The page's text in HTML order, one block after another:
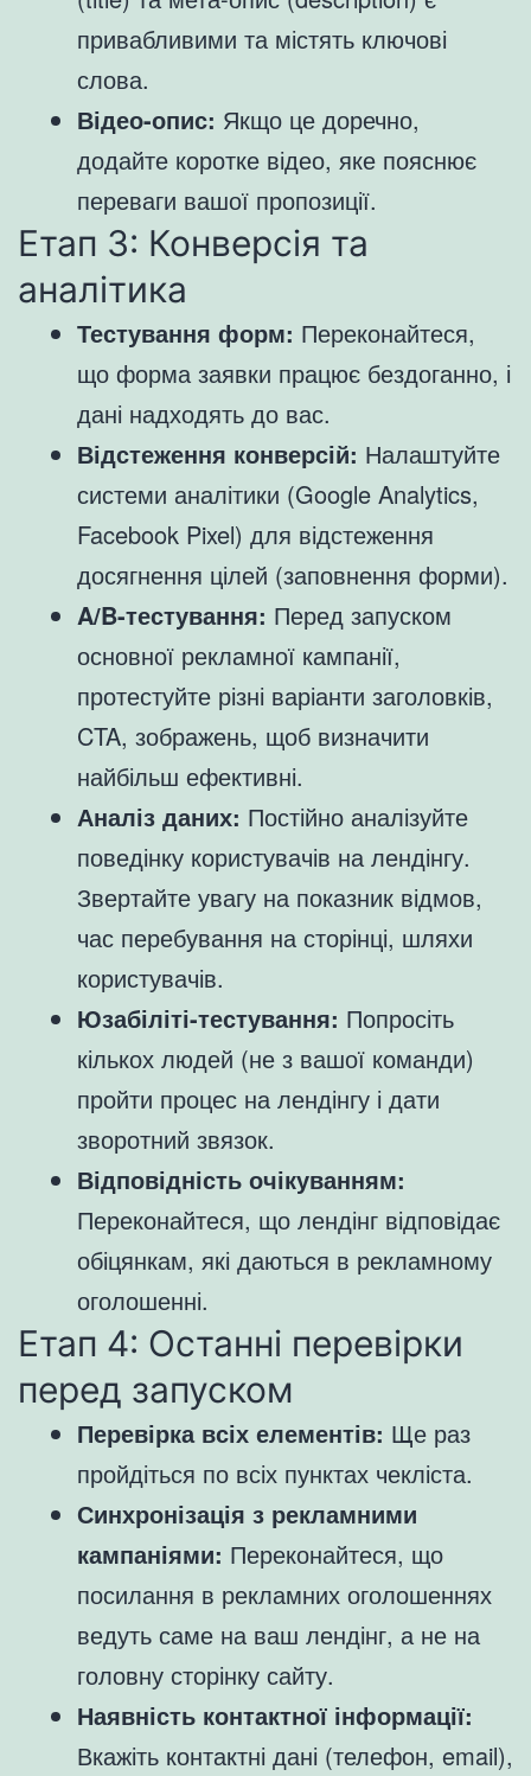
привабливими та містять ключові
слова.
Відео-опис: Якщо це доречно,
додайте коротке відео, яке пояснює
переваги вашої пропозиції.
Етап 3: Конверсія та
аналітика
Тестування форм: Переконайтеся,
що форма заявки працює бездоганно, і
дані надходять до вас.
Відстеження конверсій: Налаштуйте
системи аналітики (Google Analytics,
Facebook Pixel) для відстеження
досягнення цілей (заповнення форми).
A/B-тестування: Перед запуском
основної рекламної кампанії,
протестуйте різні варіанти заголовків,
CTA, зображень, щоб визначити
найбільш ефективні.
Аналіз даних: Постійно аналізуйте
поведінку користувачів на лендінгу.
Звертайте увагу на показник відмов,
час перебування на сторінці, шляхи
користувачів.
Юзабіліті-тестування: Попросіть
кількох людей (не з вашої команди)
пройти процес на лендінгу і дати
зворотний звязок.
Відповідність очікуванням:
Переконайтеся, що лендінг відповідає
обіцянкам, які даються в рекламному
оголошенні.
Етап 4: Останні перевірки
перед запуском
Перевірка всіх елементів: Ще раз
пройдіться по всіх пунктах чекліста.
Синхронізація з рекламними
кампаніями: Переконайтеся, що
посилання в рекламних оголошеннях
ведуть саме на ваш лендінг, а не на
головну сторінку сайту.
Наявність контактної інформації:
Вкажіть контактні дані (телефон, email),